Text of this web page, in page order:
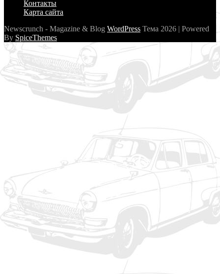
Контакты
Карта сайта
Newscrunch - Magazine & Blog WordPress Тема 2026 | Powered
By SpiceThemes